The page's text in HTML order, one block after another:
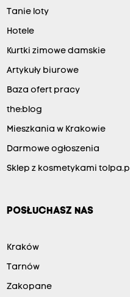
Tanie loty
Hotele
Kurtki zimowe damskie
Artykuły biurowe
Baza ofert pracy
the:blog
Mieszkania w Krakowie
Darmowe ogłoszenia
Sklep z kosmetykami tolpa.pl
POSŁUCHASZ NAS
Kraków
Tarnów
Zakopane